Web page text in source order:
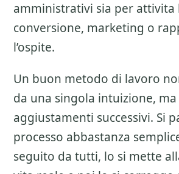
amministrativi sia per attivita
conversione, marketing o
l’ospite.
Un buon metodo di lavoro
da una singola intuizione, ma
aggiustamenti successivi. Si
processo abbastanza
seguito da tutti, lo si mette